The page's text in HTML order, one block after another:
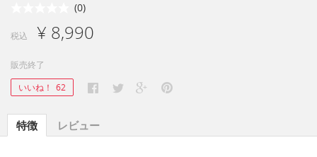
(0)
税込 ¥ 8,990
販売終了
いいね！ 62
特徴 レビュー